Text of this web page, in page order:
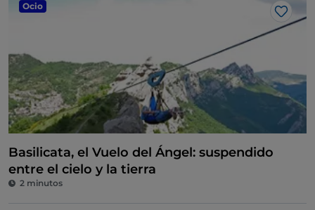
Ocio
Me
Basilicata, el Vuelo del Ángel: suspendido
entre el cielo y la tierra
2 minutos